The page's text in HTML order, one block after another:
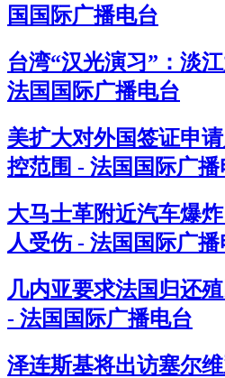
国国际广播电台
台湾“汉光演习”：淡
法国国际广播电台
美扩大对外国签证申
控范围 - 法国国际广播
大马士革附近汽车爆
人受伤 - 法国国际广播
几内亚要求法国归还
- 法国国际广播电台
泽连斯基将出访塞尔